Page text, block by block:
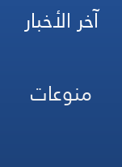
آخر الأخبار
منوعات